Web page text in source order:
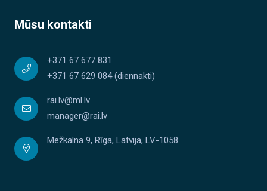
Mūsu kontakti
+371 67 677 831
+371 67 629 084(diennakti)
rai.lv@ml.lv
manager@rai.lv
Mežkalna 9, Rīga, Latvija, LV-1058